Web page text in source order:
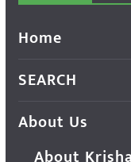
Home
SEARCH
About Us